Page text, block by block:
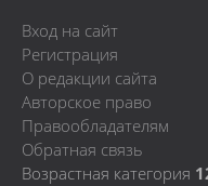
Вход на сайт
Регистрация
О редакции сайта
Авторское право
Правообладателям
Обратная связь
Возрастная категория